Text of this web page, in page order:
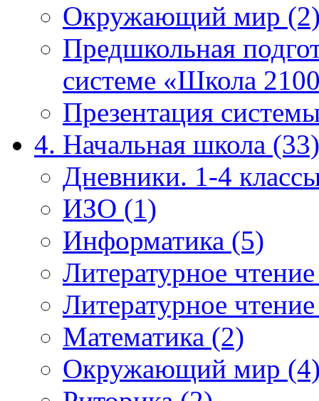
Окружающий мир
Предшкольная
системе «Школа
Презентация
4. Начальная школа (33)
Дневники. 1-4
ИЗО (1)
Информатика (5)
Литературное
Литературное
Математика (2)
Окружающий мир